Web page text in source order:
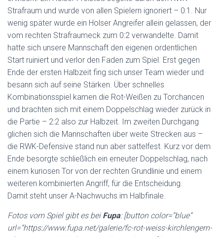
Strafraum und wurde von allen Spielern ignoriert – 0:1. Nur
wenig später wurde ein Holser Angreifer allein gelassen, der
vom rechten Strafraumeck zum 0:2 verwandelte. Damit
hatte sich unsere Mannschaft den eigenen ordentlichen
Start ruiniert und verlor den Faden zum Spiel. Erst gegen
Ende der ersten Halbzeit fing sich unser Team wieder und
besann sich auf seine Stärken. Über schnelles
Kombinationsspiel kamen die Rot-Weißen zu Torchancen
und brachten sich mit einem Doppelschlag wieder zurück in
die Partie – 2:2 also zur Halbzeit. Im zweiten Durchgang
glichen sich die Mannschaften über weite Strecken aus –
die RWK-Defensive stand nun aber sattelfest. Kurz vor dem
Ende besorgte schließlich ein erneuter Doppelschlag, nach
einem kuriosen Tor von der rechten Grundlinie und einem
weiteren kombinierten Angriff, für die Entscheidung.
Damit steht unser A-Nachwuchs im Halbfinale.
Fotos vom Spiel gibt es bei Fupa: [button color=“blue“
url=“https://www.fupa.net/galerie/fc-rot-weiss-kirchlengern-